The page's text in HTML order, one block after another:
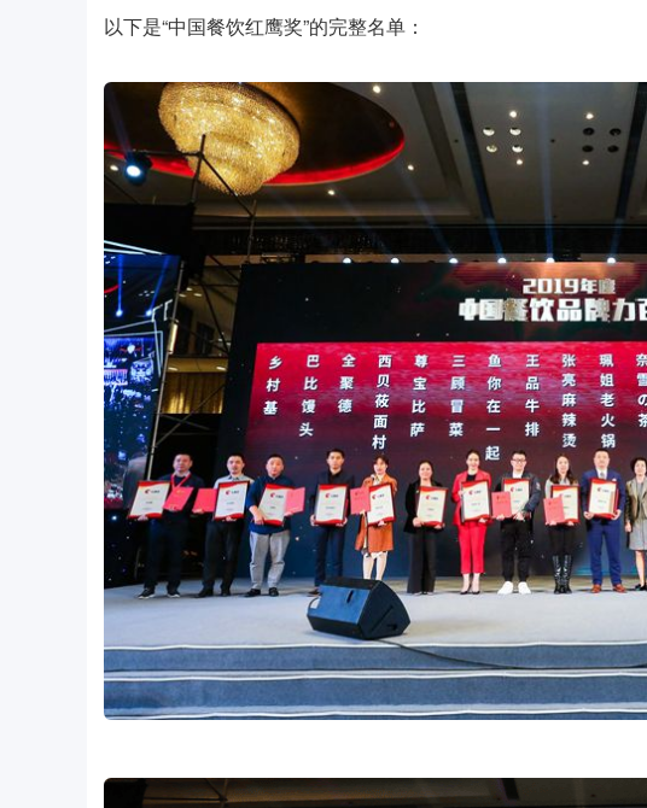
以下是“中国餐饮红鹰奖”的完整名单：